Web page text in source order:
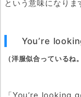
という意味になりま
You’re
（洋服似合っているね
「You’re looking